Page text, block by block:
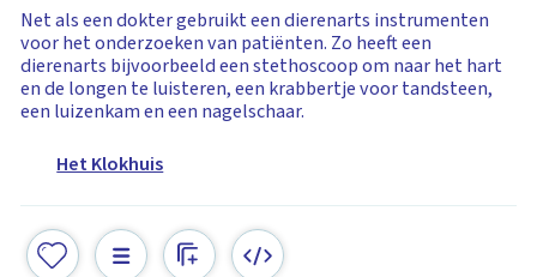
Net als een dokter gebruikt een dierenarts instrumenten
voor het onderzoeken van patiënten. Zo heeft een
dierenarts bijvoorbeeld een stethoscoop om naar het hart
en de longen te luisteren, een krabbertje voor tandsteen,
een luizenkam en een nagelschaar.
Het Klokhuis